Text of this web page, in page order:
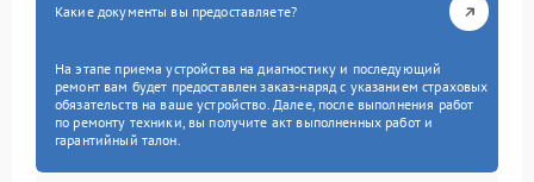
Какие документы вы предоставляете?
На этапе приема устройства на диагностику и последующий
ремонт вам будет предоставлен заказ-наряд с указанием страховых
обязательств на ваше устройство. Далее, после выполнения работ
по ремонту техники, вы получите акт выполненных работ и
гарантийный талон.